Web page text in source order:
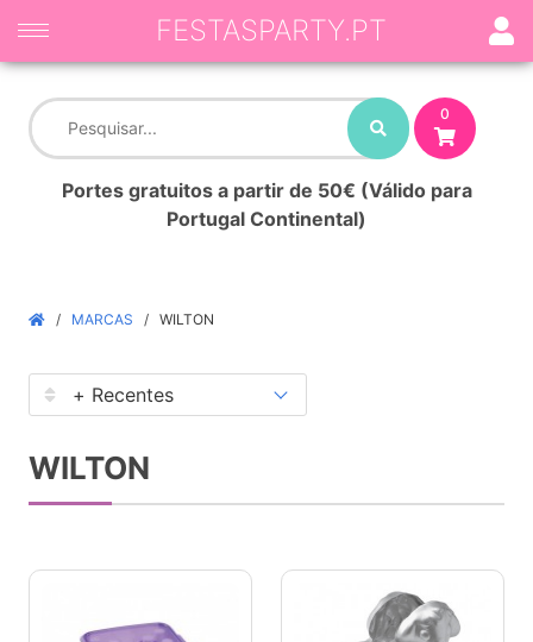
0
Portes gratuitos a partir de 50€ (Válido para
Portugal Continental)
FESTASPARTY.PT
MARCAS WILTON
WILTON